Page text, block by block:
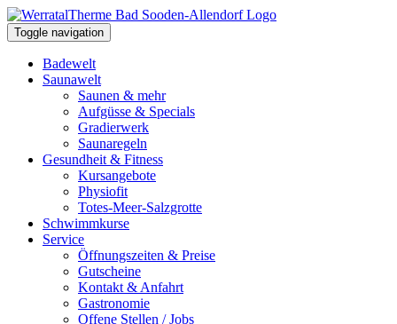
Toggle navigation
Badewelt
Saunawelt
Saunen & mehr
Aufgüsse & Specials
Gradierwerk
Saunaregeln
Gesundheit & Fitness
Kursangebote
Physiofit
Totes-Meer-Salzgrotte
Schwimmkurse
Service
Öffnungszeiten & Preise
Gutscheine
Kontakt & Anfahrt
Gastronomie
Offene Stellen / Jobs